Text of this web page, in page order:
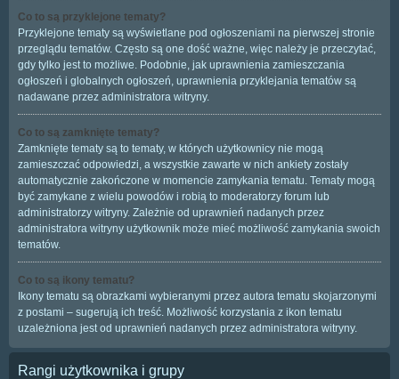
Co to są przyklejone tematy?
Przyklejone tematy są wyświetlane pod ogłoszeniami na pierwszej stronie
przeglądu tematów. Często są one dość ważne, więc należy je przeczytać,
gdy tylko jest to możliwe. Podobnie, jak uprawnienia zamieszczania
ogłoszeń i globalnych ogłoszeń, uprawnienia przyklejania tematów są
nadawane przez administratora witryny.
Co to są zamknięte tematy?
Zamknięte tematy są to tematy, w których użytkownicy nie mogą
zamieszczać odpowiedzi, a wszystkie zawarte w nich ankiety zostały
automatycznie zakończone w momencie zamykania tematu. Tematy mogą
być zamykane z wielu powodów i robią to moderatorzy forum lub
administratorzy witryny. Zależnie od uprawnień nadanych przez
administratora witryny użytkownik może mieć możliwość zamykania swoich
tematów.
Co to są ikony tematu?
Ikony tematu są obrazkami wybieranymi przez autora tematu skojarzonymi
z postami – sugerują ich treść. Możliwość korzystania z ikon tematu
uzależniona jest od uprawnień nadanych przez administratora witryny.
Rangi użytkownika i grupy